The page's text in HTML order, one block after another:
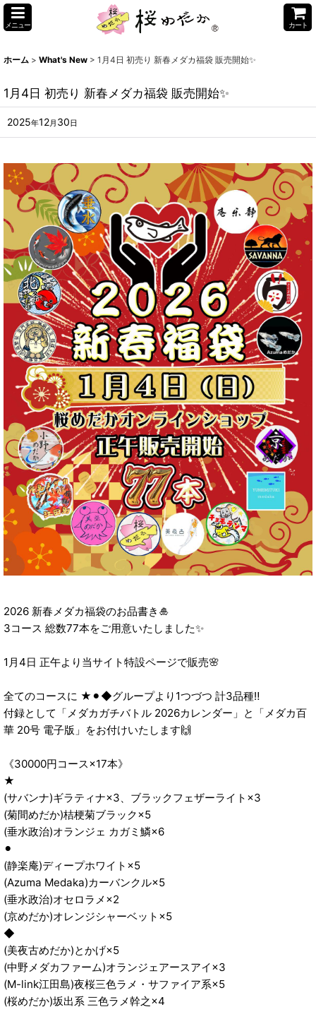
メニュー カート
ホーム > What's New > 1月4日 初売り 新春メダカ福袋 販売開始✨
1月4日 初売り 新春メダカ福袋 販売開始✨
2025年12月 30 日
2026 新春メダカ福袋のお品書き🎍
3コース 総数77本をご用意いたしました✨
1月4日 正午より当サイト特設ページで販売🌸
全てのコースに ★⚫︎◆グループより1つづつ 計3品種‼️
付録として「メダカガチバトル 2026カレンダー」と「メダカ百
華 20号 電子版」をお付けいたします🙌
《30000円コース×17本》
★
(サバンナ)ギラティナ×3、ブラックフェザーライト×3
(菊間めだか)桔梗菊ブラック×5
(垂水政治)オランジェ カガミ鱗×6
⚫︎
(静楽庵)ディープホワイト×5
(Azuma Medaka)カーバンクル×5
(垂水政治)オセロラメ×2
(京めだか)オレンジシャーベット×5
◆
(美夜古めだか)とかげ×5
(中野メダカファーム)オランジェアースアイ×3
(M-link江田島)夜桜三色ラメ・サファイア系×5
(桜めだか)坂出系 三色ラメ幹之×4